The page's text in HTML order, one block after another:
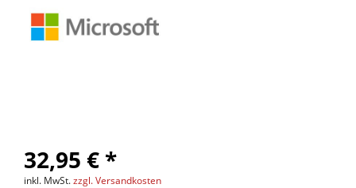
32,95 € *
inkl. MwSt.zzgl. Versandkosten